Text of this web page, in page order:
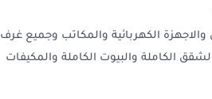
الكهربائية والمكاتب وجميع غرف
الكاملة والبيوت الكاملة والمكيفات